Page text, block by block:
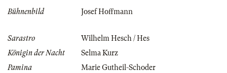
Bühnenbild Josef Hoffmann
Sarastro
Wilhelm Hesch / Hes
Königin der Nacht
Selma Kurz
Pamina
Marie Gutheil-Schoder